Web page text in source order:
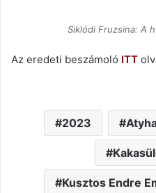
Siklódi Fruzsina: A
Az eredeti beszámoló ITT
2023
Kusztos Endre